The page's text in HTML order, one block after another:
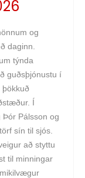
og
daginn.
týnda
guðsþjónustu í
þökkuð
Í
Þór Pálsson og
sín til sjós.
að styttu
til minningar